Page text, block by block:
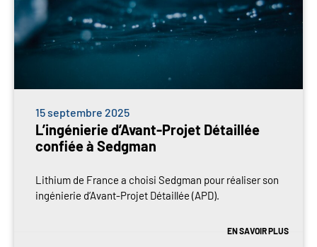
15 septembre 2025
L’ingénierie d’Avant-Projet Détaillée
confiée à Sedgman
Lithium de France a choisi Sedgman pour réaliser son
ingénierie d’Avant-Projet Détaillée (APD).
EN SAVOIR PLUS